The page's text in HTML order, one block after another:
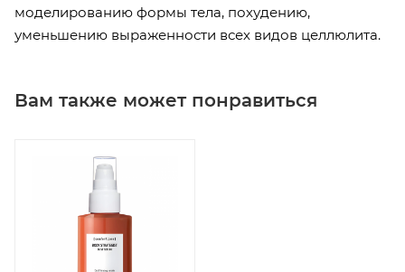
моделированию формы тела, похудению,
уменьшению выраженности всех видов целлюлита.
Вам также может понравиться